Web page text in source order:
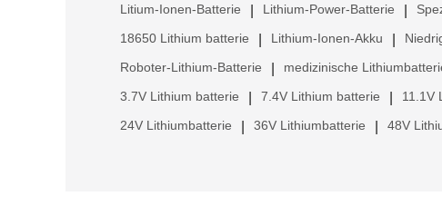
Litium-Ionen-Batterie Lithium-Power-Batterie
18650 Lithium batterie Lithium-Ionen-Akku
Roboter-Lithium-Batterie medizinische
3.7V Lithium batterie 7.4V Lithium batterie 11.1V
24V Lithiumbatterie 36V Lithiumbatterie 48V